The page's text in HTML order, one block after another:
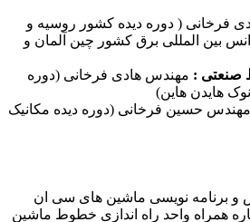
فرخانی ( دوره دیده کشور روسیه و
بین المللی برق کشور چین آلمان و
صنعتی : مهندس هادی فرخانی (دوره
هایدن هاین)
مهندس حسین فرخانی (دوره دیده مکانیک
و برنامه نویسی ماشین های سی ان
شماره همراه واحد راه اندازی خطوط ماشین